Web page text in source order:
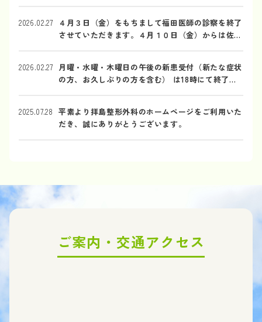
2026.02.27
４月３日（金）をもちまして福田医師の診察を終了
させていただきます。４月１０日（金）からは佐藤
2026.02.27 月曜・水曜・木曜日の午後の新患受付（新たな症状
の方、お久しぶりの方を含む） は18時にて終了と
2025.07.28 平素より拝島整形外科のホームページをご利用いた
だき、誠にありがとうございます。
ご案内・交通アクセス